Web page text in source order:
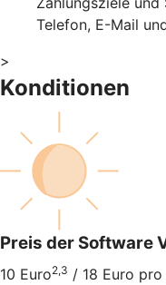
Telefon, E-Mail
>
Konditionen
Preis der Software
10 Euro2,3 / 18 Euro